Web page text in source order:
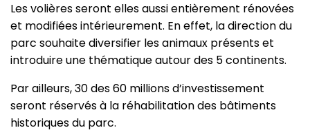
Les volières seront elles aussi entièrement rénovées
et modifiées intérieurement. En effet, la direction du
parc souhaite diversifier les animaux présents et
introduire une thématique autour des 5 continents.
Par ailleurs, 30 des 60 millions d’investissement
seront réservés à la réhabilitation des bâtiments
historiques du parc.